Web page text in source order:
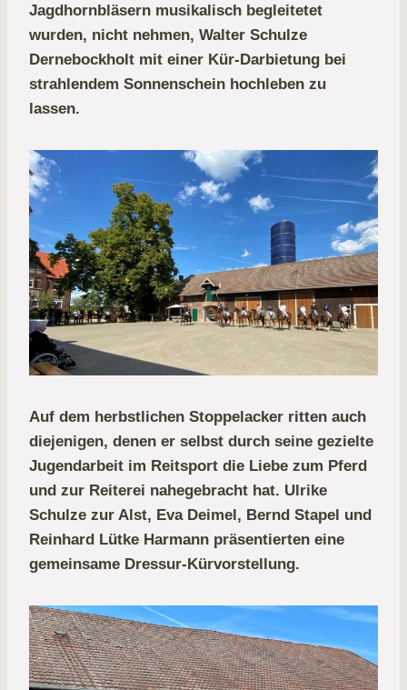
Jagdhornbläsern musikalisch begleitetet
wurden, nicht nehmen, Walter Schulze
Dernebockholt mit einer Kür-Darbietung bei
strahlendem Sonnenschein hochleben zu
lassen.
Auf dem herbstlichen Stoppelacker ritten auch
diejenigen, denen er selbst durch seine gezielte
Jugendarbeit im Reitsport die Liebe zum Pferd
und zur Reiterei nahegebracht hat. Ulrike
Schulze zur Alst, Eva Deimel, Bernd Stapel und
Reinhard Lütke Harmann präsentierten eine
gemeinsame Dressur-Kürvorstellung.